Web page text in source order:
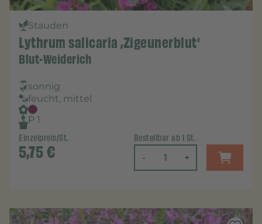
Stauden
Lythrum salicaria ‚Zigeunerblut‘
Blut-Weiderich
sonnig
feucht, mittel
P 1
Einzelpreis/St.
5,75€
Bestellbar ab 1 St.
- +